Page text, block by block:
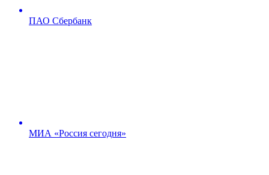
ПАО Сбербанк
МИА «Россия сегодня»